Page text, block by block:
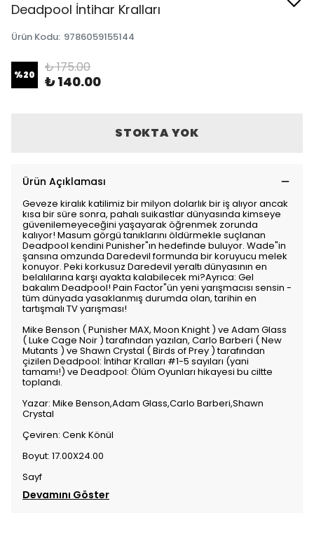
Deadpool İntihar Kralları
Ürün Kodu: 9786059155144
%20 ₺ 175.00
₺ 140.00
STOKTA YOK
Ürün Açıklaması
Geveze kiralık katilimiz bir milyon dolarlık bir iş alıyor ancak
kısa bir süre sonra, pahalı suikastlar dünyasında kimseye
güvenilemeyeceğini yaşayarak öğrenmek zorunda
kalıyor! Masum görgü tanıklarını öldürmekle suçlanan
Deadpool kendini Punisher"ın hedefinde buluyor. Wade"in
şansına omzunda Daredevil formunda bir koruyucu melek
konuyor. Peki korkusuz Daredevil yeraltı dünyasının en
belalılarına karşı ayakta kalabilecek mi?Ayrıca: Gel
bakalım Deadpool! Pain Factor"ün yeni yarışmacısı sensin -
tüm dünyada yasaklanmış durumda olan, tarihin en
tartışmalı TV yarışması!
Mike Benson ( Punisher MAX, Moon Knight ) ve Adam Glass
( Luke Cage Noir ) tarafından yazılan, Carlo Barberi ( New
Mutants ) ve Shawn Crystal ( Birds of Prey ) tarafından
çizilen Deadpool: İntihar Kralları #1-5 sayıları (yani
tamamı!) ve Deadpool: Ölüm Oyunları hikayesi bu ciltte
toplandı.
Yazar: Mike Benson,Adam Glass,Carlo Barberi,Shawn
Crystal
Çeviren: Cenk Könül
Boyut: 17.00X24.00
Sayf
Devamını Göster